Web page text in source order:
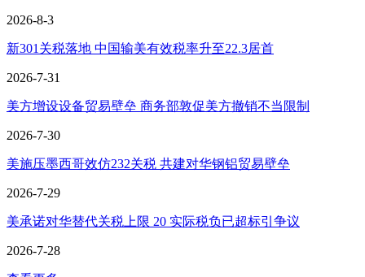
2026-8-3
新301关税落地 中国输美有效税率升至22.3居首
2026-7-31
美方增设设备贸易壁垒 商务部敦促美方撤销不当限制
2026-7-30
美施压墨西哥效仿232关税 共建对华钢铝贸易壁垒
2026-7-29
美承诺对华替代关税上限 20 实际税负已超标引争议
2026-7-28